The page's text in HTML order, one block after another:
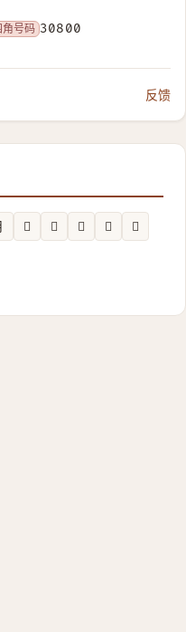
角号码 30800
反馈
𥥀 𥭊 𧻣 𱣑
𩜷